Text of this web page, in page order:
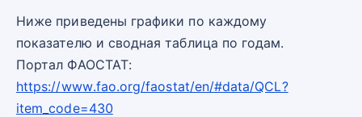
Ниже приведены графики по каждому
показателю и сводная таблица по годам.
Портал ФАОСТАТ:
https://www.fao.org/faostat/en/#data/QCL?
item_code=430